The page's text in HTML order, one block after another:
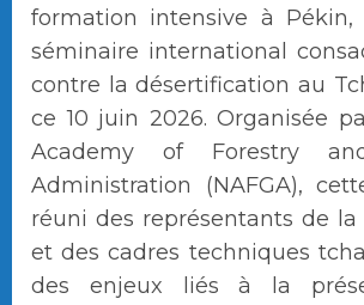
formation intensive à Pékin,
séminaire international
contre la désertification au
ce 10 juin 2026. Organisée
Academy of Forestry
Administration (NAFGA),
réuni des représentants de la
et des cadres techniques
des enjeux liés à la